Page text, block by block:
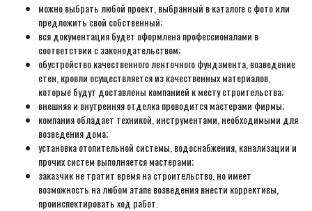
можно выбрать любой проект, выбранный в каталоге с фото или
предложить свой собственный;
вся документация будет оформлена профессионалами в
соответствии с законодательством;
обустройство качественного ленточного фундамента, возведение
стен, кровли осуществляется из качественных материалов,
которые будут доставлены компанией к месту строительства;
внешняя и внутренняя отделка проводится мастерами фирмы;
компания обладает техникой, инструментами, необходимыми для
возведения дома;
установка отопительной системы, водоснабжения, канализации и
прочих систем выполняется мастерами;
заказчик не тратит время на строительство, но имеет
возможность на любом этапе возведения внести коррективы,
проинспектировать ход работ.